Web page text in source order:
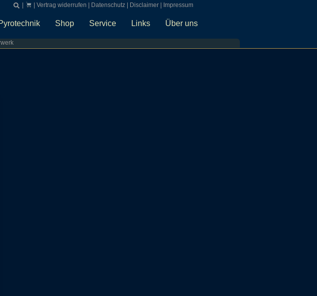
Vertrag widerrufen Datenschutz| Disclaimer| Impressum
Shop Service Links Über uns